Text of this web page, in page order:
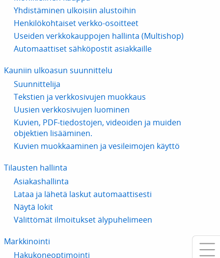
Yhdistäminen ulkoisiin alustoihin
Henkilökohtaiset verkko-osoitteet
Useiden verkkokauppojen hallinta (Multishop)
Automaattiset sähköpostit asiakkaille
Kauniin ulkoasun suunnittelu
Suunnittelija
Tekstien ja verkkosivujen muokkaus
Uusien verkkosivujen luominen
Kuvien, PDF-tiedostojen, videoiden ja muiden
objektien lisääminen.
Kuvien muokkaaminen ja vesileimojen käyttö
Tilausten hallinta
Asiakashallinta
Lataa ja lähetä laskut automaattisesti
Näytä lokit
Välittömät ilmoitukset älypuhelimeen
Markkinointi
Hakukoneoptimointi